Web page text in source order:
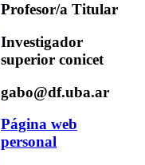
Profesor/a Titular
Investigador
superior conicet
gabo@df.uba.ar
Página web
personal